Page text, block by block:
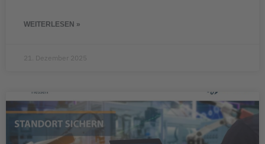
WEITERLESEN »
21. Dezember 2025